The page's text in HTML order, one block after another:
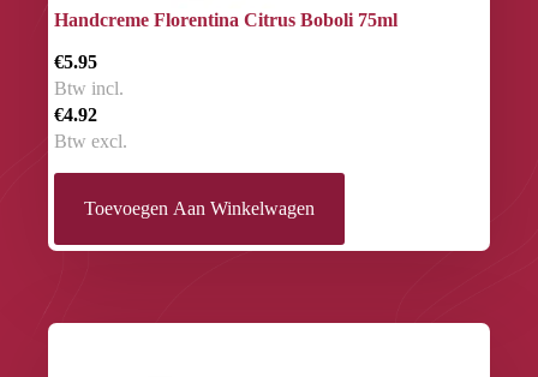
Handcreme Florentina Citrus Boboli 75ml
€5.95
Btw incl.
€4.92
Btw excl.
Toevoegen Aan Winkelwagen